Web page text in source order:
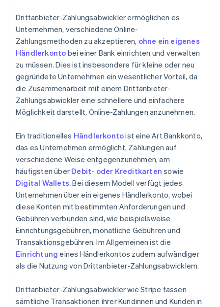
Drittanbieter-Zahlungsabwickler ermöglichen es
Unternehmen, verschiedene Online-
Zahlungsmethoden zu akzeptieren, ohne ein eigenes
Händlerkonto bei einer Bank einrichten und verwalten
zu müssen. Dies ist insbesondere für kleine oder neu
gegründete Unternehmen ein wesentlicher Vorteil, da
die Zusammenarbeit mit einem Drittanbieter-
Zahlungsabwickler eine schnellere und einfachere
Möglichkeit darstellt, Online-Zahlungen anzunehmen.
Ein traditionelles Händlerkontoist eine Art Bankkonto,
das es Unternehmen ermöglicht, Zahlungen auf
verschiedene Weise entgegenzunehmen, am
häufigsten über Debit- oder Kreditkarten sowie
Digital Wallets. Bei diesem Modell verfügt jedes
Unternehmen über ein eigenes Händlerkonto, wobei
diese Konten mit bestimmten Anforderungen und
Gebühren verbunden sind, wie beispielsweise
Einrichtungsgebühren, monatliche Gebühren und
Transaktionsgebühren. Im Allgemeinen ist die
Einrichtung eines Händlerkontos zudem aufwändiger
als die Nutzung von Drittanbieter-Zahlungsabwicklern.
Drittanbieter-Zahlungsabwickler wie Stripe fassen
sämtliche Transaktionen ihrer Kundinnen und Kunden in